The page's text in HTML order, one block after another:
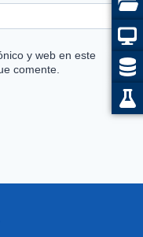
y web en este
comente.